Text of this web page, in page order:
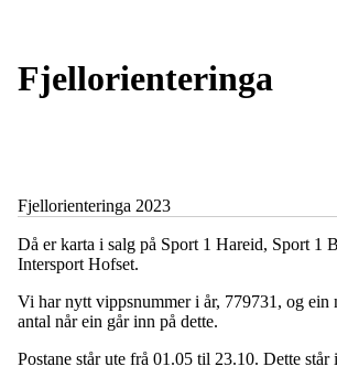
Fjellorienteringa
Fjellorienteringa 2023
Då er karta i salg på Sport 1 Hareid, Sport 1
Intersport Hofset.
Vi har nytt vippsnummer i år, 779731, og ein
antal når ein går inn på dette.
Postane står ute frå 01.05 til 23.10. Dette